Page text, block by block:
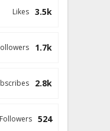
3.5k
Likes
1.7k
2.8k
524
Followers